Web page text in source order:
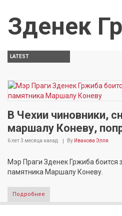
Зденек
LATEST
В Чехии чиновники,
маршалу Коневу,
6 лет 3 месяца назад By Иванова Элля
Мэр Праги Зденек Гржиба боится
памятника Маршалу Коневу.
Подробнее